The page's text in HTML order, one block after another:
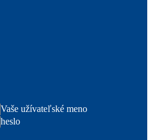
Vaše užívateľské meno
heslo